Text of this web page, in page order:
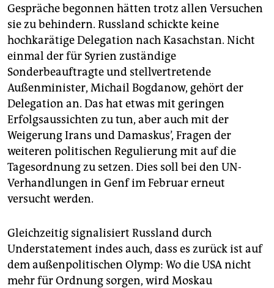
Gespräche begonnen hätten trotz allen Versuchen
sie zu behindern. Russland schickte keine
hochkarätige Delegation nach Kasachstan. Nicht
einmal der für Syrien zuständige
Sonderbeauftragte und stellvertretende
Außenminister, Michail Bogdanow, gehört der
Delegation an. Das hat etwas mit geringen
Erfolgsaussichten zu tun, aber auch mit der
Weigerung Irans und Damaskus’, Fragen der
weiteren politischen Regulierung mit auf die
Tagesordnung zu setzen. Dies soll bei den UN-
Verhandlungen in Genf im Februar erneut
versucht werden.
Gleichzeitig signalisiert Russland durch
Understatement indes auch, dass es zurück ist auf
dem außenpolitischen Olymp: Wo die USA nicht
mehr für Ordnung sorgen, wird Moskau